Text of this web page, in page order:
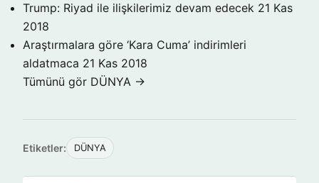
Trump: Riyad ile ilişkilerimiz devam edecek 21 Kas
2018
Araştırmalara göre ‘Kara Cuma’ indirimleri
aldatmaca 21 Kas 2018
Tümünü gör DÜNYA →
Etiketler: DÜNYA